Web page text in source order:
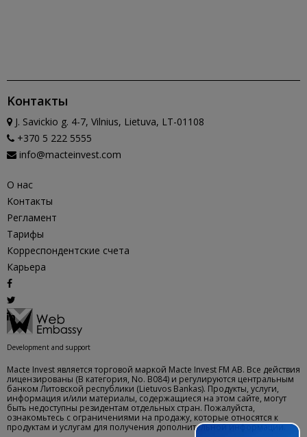
Kонтакты
J. Savickio g. 4-7, Vilnius, Lietuva, LT-01108
+370 5 222 5555
info@macteinvest.com
О нас
Kонтакты
Регламент
Тарифы
Корреспондентские счета
Карьера
Development and support
Macte Invest является торговой маркой Macte Invest FM AB. Все действия
лицензированы (B категория, No. B084) и регулируются центральным
банком Литовской республики (Lietuvos Bankas). Продукты, услуги,
информация и/или материалы, содержащиеся на этом сайте, могут
быть недоступны резидентам отдельных стран. Пожалуйста,
ознакомьтесь с ограничениями на продажу, которые относятся к
продуктам и услугам для получения дополнительной информации.